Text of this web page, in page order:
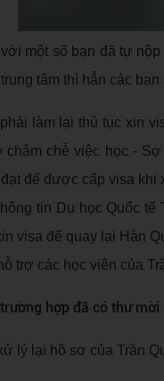
một số bạn đã tự
tâm thì hẳn các
phải làm lại thủ tục xin
chậm chễ việc học -
để được cấp visa khi
tin Du học Quốc
visa để quay lại Hàn
trợ các học viên của
hợp đã có thư mời
lý lại hồ sơ của Trần